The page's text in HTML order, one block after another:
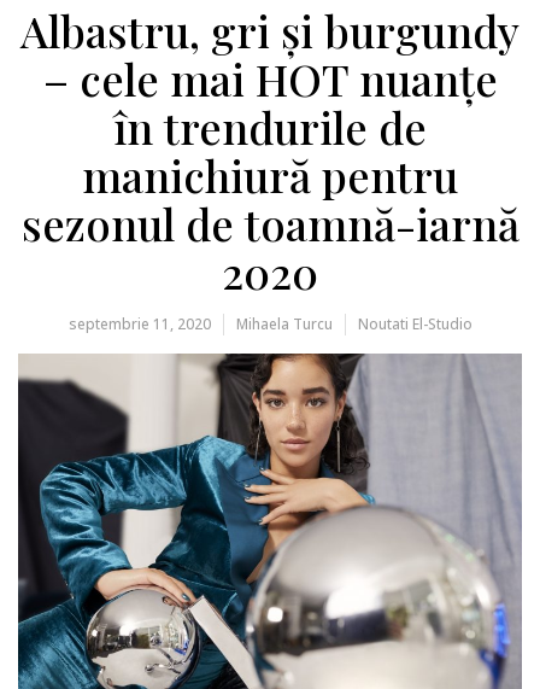
Albastru, gri și burgundy
– cele mai HOT nuanțe
în trendurile de
manichiură pentru
sezonul de toamnă-iarnă
2020
septembrie 11, 2020 Mihaela Turcu Noutati El-Studio